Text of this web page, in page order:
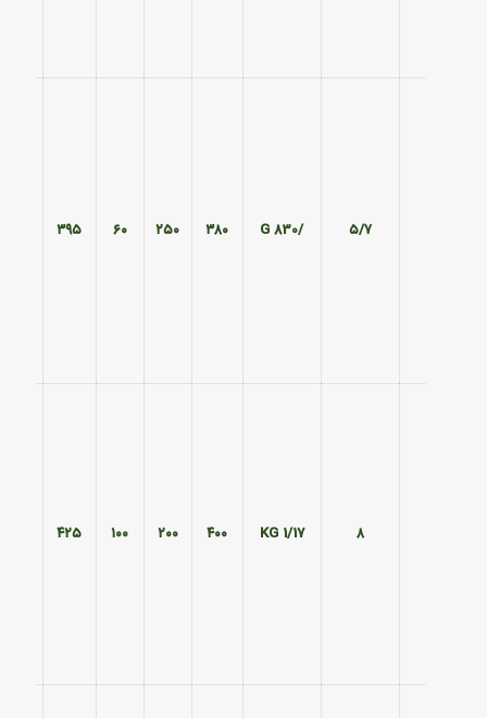
۵/۷ /830 G ۳۸۰ ۲۵۰ ۶۰ ۳۹۵
۸ 1/17 KG ۴۰۰ ۲۰۰ ۱۰۰ ۴۲۵